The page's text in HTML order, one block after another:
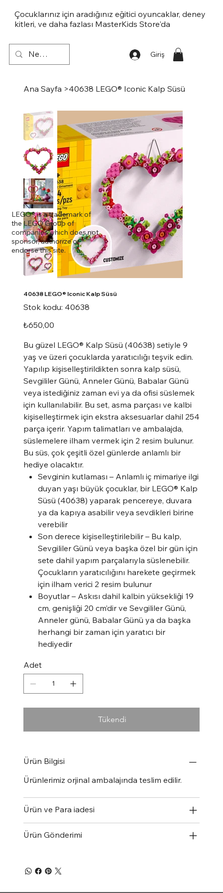
Çocuklarınız için aradığınız eğitici oyuncaklar, deney
kitleri, ve daha fazlası MasterKids Store'da
Giriş
Ana Sayfa >40638 LEGO® Iconic Kalp Süsü
40638 LEGO® Iconic Kalp Süsü
Stok kodu:
Stok
kodu:
40638
Fiyat
₺650,00
Bu güzel LEGO® Kalp Süsü (40638) setiyle 9
yaş ve üzeri çocuklarda yaratıcılığı teşvik edin.
Yapılıp kişiselleştirildikten sonra kalp süsü,
Sevgililer Günü, Anneler Günü, Babalar Günü
veya istediğiniz zaman evi ya da ofisi süslemek
için kullanılabilir. Bu set, asma parçası ve kalbi
kişiselleştirmek için ekstra aksesuarlar dahil 254
parça içerir. Yapım talimatları ve ambalajda,
süslemelere ilham vermek için 2 resim bulunur.
Bu süs, çok çeşitli özel günlerde anlamlı bir
hediye olacaktır.
Sevginin kutlaması – Anlamlı iç mimariye ilgi
duyan yaşı büyük çocuklar, bir LEGO® Kalp
Süsü (40638) yaparak pencereye, duvara
ya da kapıya asabilir veya sevdikleri birine
verebilir
Son derece kişiselleştirilebilir – Bu kalp,
Sevgililer Günü veya başka özel bir gün için
sete dahil yapım parçalarıyla süslenebilir.
Çocukların yaratıcılığını harekete geçirmek
için ilham verici 2 resim bulunur
Boyutlar – Askısı dahil kalbin yüksekliği 19
cm, genişliği 20 cm’dir ve Sevgililer Günü,
Anneler günü, Babalar Günü ya da başka
herhangi bir zaman için yaratıcı bir
hediyedir
Adet
Tükendi
Ürün Bilgisi
Ürünlerimiz orjinal ambalajında teslim edilir.
Ürün ve Para iadesi
Ürün Gönderimi
LEGO® is a trademark of
the LEGO Group of
companies which does not
sponsor, authorize or
endorse this site.